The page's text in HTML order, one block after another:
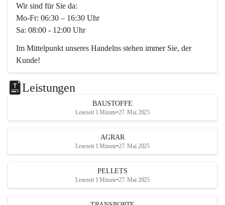
Wir sind für Sie da:
Mo-Fr: 06:30 – 16:30 Uhr
Sa: 08:00 - 12:00 Uhr
Im Mittelpunkt unseres Handelns stehen immer Sie, der
Kunde!
Das Team ist freundlich, motiviert und bestens geschult in
den Bereichen
Beratung, Lager sowie Transport. Für alle Ihre Anliegen
finden wir eine individuelle Lösung.
office@mayer-lipsch.at
Leistungen
BAUSTOFFE
Lesezeit 1 Minute•27. Mai 2025
AGRAR
Lesezeit 1 Minute•27. Mai 2025
PELLETS
Lesezeit 1 Minute•27. Mai 2025